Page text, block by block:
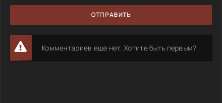
ОТПРАВИТЬ
Комментариев еще нет. Хотите быть первым?